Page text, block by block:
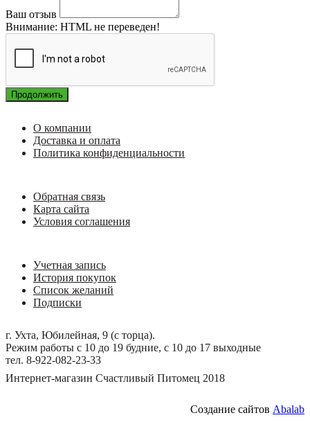
Ваш отзыв
Внимание: HTML не переведен!
Продолжить
О компании
Доставка и оплата
Политика конфиденциальности
Обратная связь
Карта сайта
Условия соглашения
Учетная запись
История покупок
Список желаний
Подписки
г. Ухта, Юбилейная, 9 (с торца).
Режим работы с 10 до 19 будние, с 10 до 17 выходные
тел. 8-922-082-23-33
Интернет-магазин Счастливый Питомец 2018
Создание сайтов Abalab